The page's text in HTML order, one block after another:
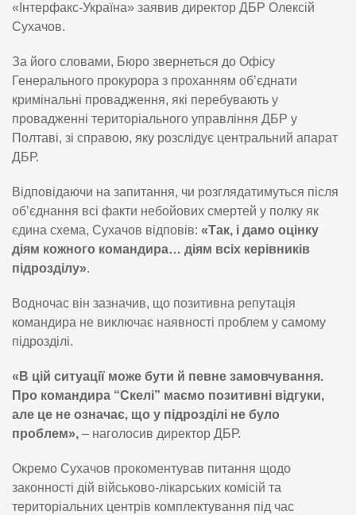
«Інтерфакс-Україна» заявив директор ДБР Олексій
Сухачов.
За його словами, Бюро звернеться до Офісу
Генерального прокурора з проханням об’єднати
кримінальні провадження, які перебувають у
провадженні територіального управління ДБР у
Полтаві, зі справою, яку розслідує центральний апарат
ДБР.
Відповідаючи на запитання, чи розглядатимуться після
об’єднання всі факти небойових смертей у полку як
єдина схема, Сухачов відповів: «Так, і дамо оцінку
діям кожного командира… діям всіх керівників
підрозділу».
Водночас він зазначив, що позитивна репутація
командира не виключає наявності проблем у самому
підрозділі.
«В цій ситуації може бути й певне замовчування.
Про командира “Скелі” маємо позитивні відгуки,
але це не означає, що у підрозділі не було
проблем», – наголосив директор ДБР.
Окремо Сухачов прокоментував питання щодо
законності дій військово-лікарських комісій та
територіальних центрів комплектування під час